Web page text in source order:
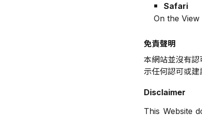
Safari
On the
免責聲明
本網站並沒有
示任何認可或建
Disclaimer
This Website